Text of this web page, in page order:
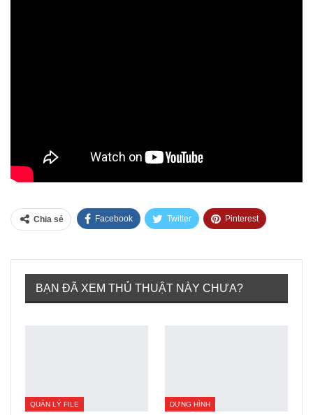
Chia sẻ Facebook Twitter Pinterest
BẠN ĐÃ XEM THỦ THUẬT NÀY CHƯA?
QUẢN LÝ FILE DỰNG HÌNH